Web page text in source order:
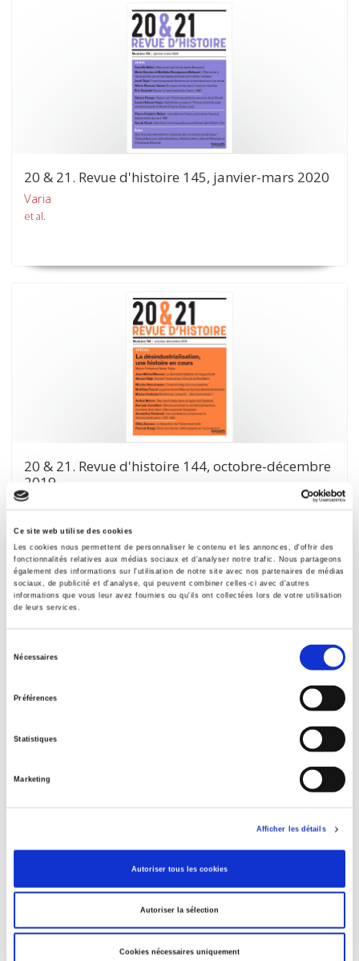
Ce site web utilise des cookies
Les cookies nous permettent de personnaliser le contenu et les annonces, d'offrir des
fonctionnalités relatives aux médias sociaux et d'analyser notre trafic. Nous partageons
également des informations sur l'utilisation de notre site avec nos partenaires de médias
sociaux, de publicité et d'analyse, qui peuvent combiner celles-ci avec d'autres
informations que vous leur avez fournies ou qu'ils ont collectées lors de votre utilisation
de leurs services.
Nécessaires
Préférences
Statistiques
Marketing
Afficher les détails
Autoriser tous les cookies
Autoriser la sélection
Cookies nécessaires uniquement
20 & 21. Revue d'histoire 145, janvier-mars 2020
Varia
et al.
20 & 21. Revue d'histoire 144, octobre-décembre
2019
La désindustrialisation, une histoire en cours
20 & 21. Revue d'histoire 143, juillet-septembre
Allemagne et expériences migratoires depuis 1945
Marie-Bénédicte Vincent, Ségolène Plyer